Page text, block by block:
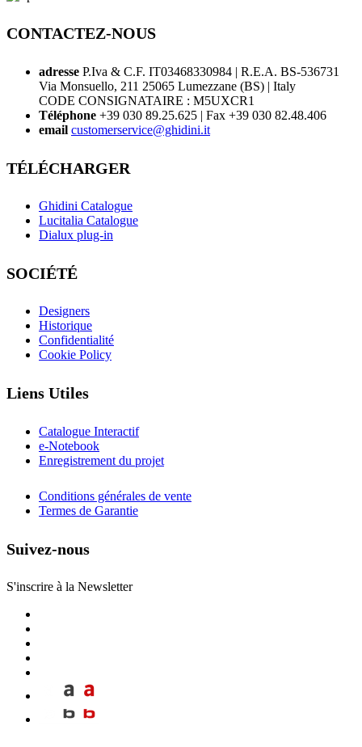
CONTACTEZ-NOUS
adresse P.Iva & C.F. IT03468330984 | R.E.A. BS-536731
Via Monsuello, 211 25065 Lumezzane (BS) | Italy
CODE CONSIGNATAIRE : M5UXCR1
Téléphone +39 030 89.25.625 | Fax +39 030 82.48.406
email customerservice@ghidini.it
TÉLÉCHARGER
Ghidini Catalogue
Lucitalia Catalogue
Dialux plug-in
SOCIÉTÉ
Designers
Historique
Confidentialité
Cookie Policy
Liens Utiles
Catalogue Interactif
e-Notebook
Enregistrement du projet
Conditions générales de vente
Termes de Garantie
Suivez-nous
S'inscrire à la Newsletter